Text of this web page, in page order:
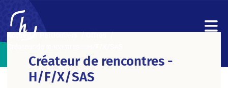
Créateur de rencontres -
H/F/X/SAS